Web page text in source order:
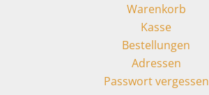
Warenkorb
Kasse
Bestellungen
Adressen
Passwort vergessen